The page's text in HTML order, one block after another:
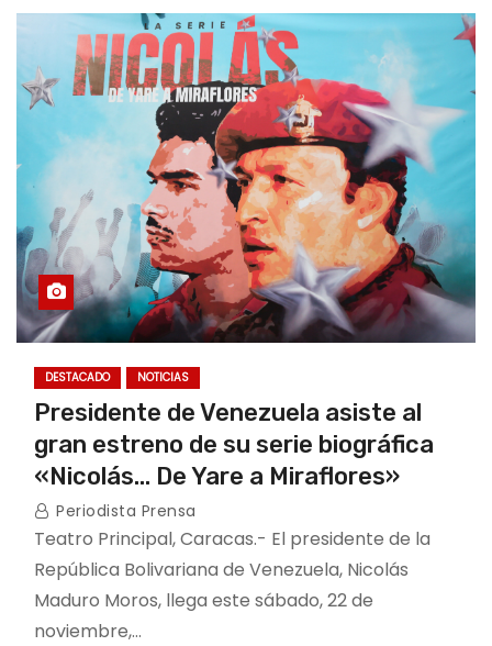
DESTACADO NOTICIAS
Presidente de Venezuela asiste al
gran estreno de su serie biográfica
«Nicolás… De Yare a Miraflores»
Periodista Prensa
Teatro Principal, Caracas.- El presidente de la
República Bolivariana de Venezuela, Nicolás
Maduro Moros, llega este sábado, 22 de
noviembre,…